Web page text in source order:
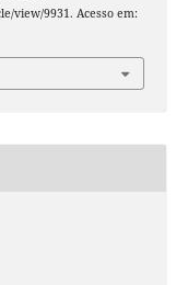
view/9931. Acesso em: